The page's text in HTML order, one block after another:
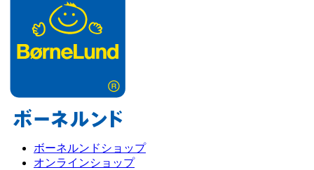
ボーネルンドショップ
オンラインショップ